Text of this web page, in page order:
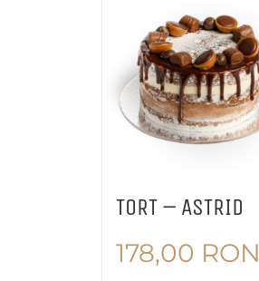
TORT – ASTRID
178,00 RON